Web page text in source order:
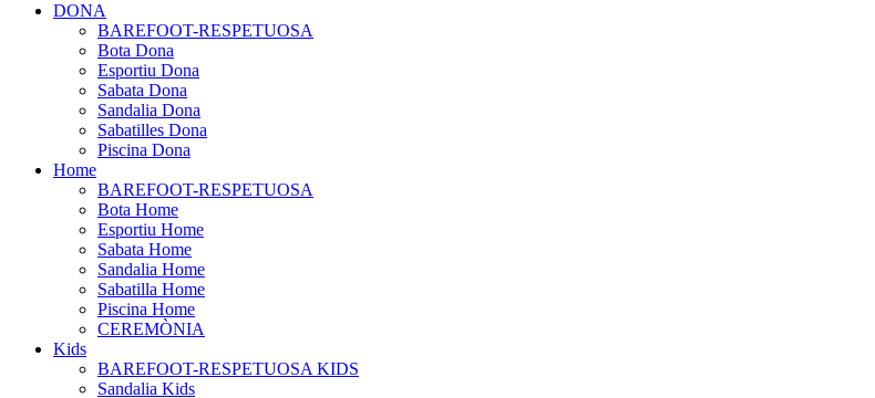
DONA
BAREFOOT-RESPETUOSA
Bota Dona
Esportiu Dona
Sabata Dona
Sandalia Dona
Sabatilles Dona
Piscina Dona
Home
BAREFOOT-RESPETUOSA
Bota Home
Esportiu Home
Sabata Home
Sandalia Home
Sabatilla Home
Piscina Home
CEREMÒNIA
Kids
BAREFOOT-RESPETUOSA KIDS
Sandalia Kids